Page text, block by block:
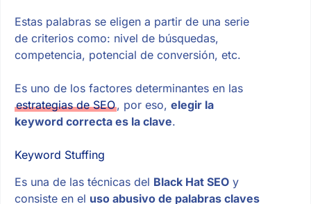
Estas palabras se eligen a partir de una serie
de criterios como: nivel de búsquedas,
competencia, potencial de conversión, etc.
Es uno de los factores determinantes en las
estrategias de SEO, por eso, elegir la
keyword correcta es la clave.
Keyword Stuffing
Es una de las técnicas del Black Hat SEOy
consiste en el uso abusivo de palabras claves